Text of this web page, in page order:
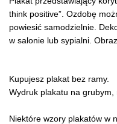
think positive”. Ozdobę
powiesić samodzielnie.
w salonie lub sypialni.
Kupujesz plakat bez ramy.
Wydruk plakatu na grubym,
Niektóre wzory plakatów w